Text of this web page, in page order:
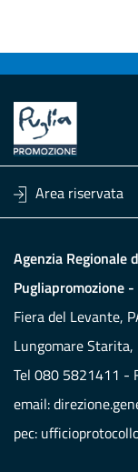
Area riservata
Agenzia Regionale
Pugliapromozione
Fiera del Levante,
Lungomare
Tel 080 5821411 -
email:
pec: